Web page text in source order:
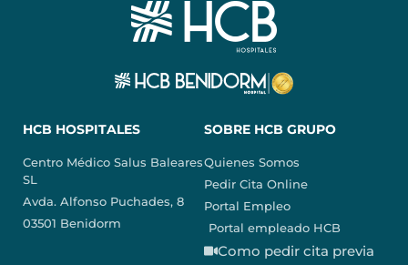
HCB HOSPITALES
Centro Médico Salus Baleares
SL
Avda. Alfonso Puchades, 8
03501 Benidorm
SOBRE HCB GRUPO
Quienes Somos
Pedir Cita Online
Portal Empleo
Portal empleado HCB
Como pedir cita previa